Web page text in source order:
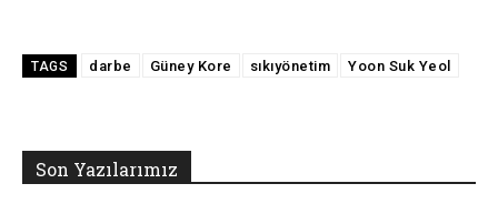
TAGS darbe Güney Kore sıkıyönetim Yoon Suk Yeol
Son Yazılarımız